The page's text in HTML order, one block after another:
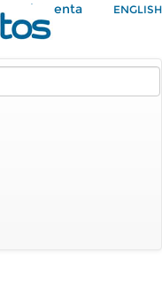
Mi Cuenta ENGLISH